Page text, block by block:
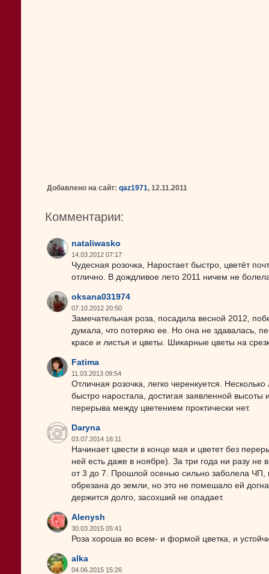
Добавлено на сайт: qaz1971, 12.11.2011
Комментарии:
nataliwasko
14.03.2012 07:17
Чудесная розочка, Наростает быстро, цветёт
отлично. В дождливое лето 2011 ничем не
oksana031974
07.10.2012 20:50
Замечательная роза, посадила весной 2012,
думала, что потеряю ее. Но она не здавалась,
красе и листья и цветы. Шикарные цветы на
Fatima
11.03.2013 09:54
Отличная розочка, легко черенкуется.
быстро наростала, достигая заявленной
перерыва между цветением проктически нет.
Daryna
03.07.2014 16:11
Начинает цвести в конце мая и цветет без
ней есть даже в ноябре). За три года ни разу не
от 3 до 7. Прошлой осенью сильно заболела ЧП,
обрезана до земли, но это не помешало ей
держится долго, засохший не опадает.
Alenysh
30.03.2015 05:41
Роза хороша во всем- и формой цветка, и
alka
04.06.2015 15:26